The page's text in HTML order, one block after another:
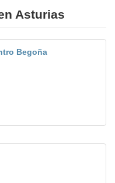
Asturias
Begoña